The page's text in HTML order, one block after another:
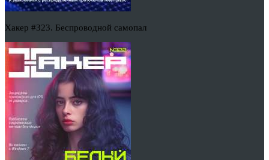
Хакер #323. Беспроводной самопал